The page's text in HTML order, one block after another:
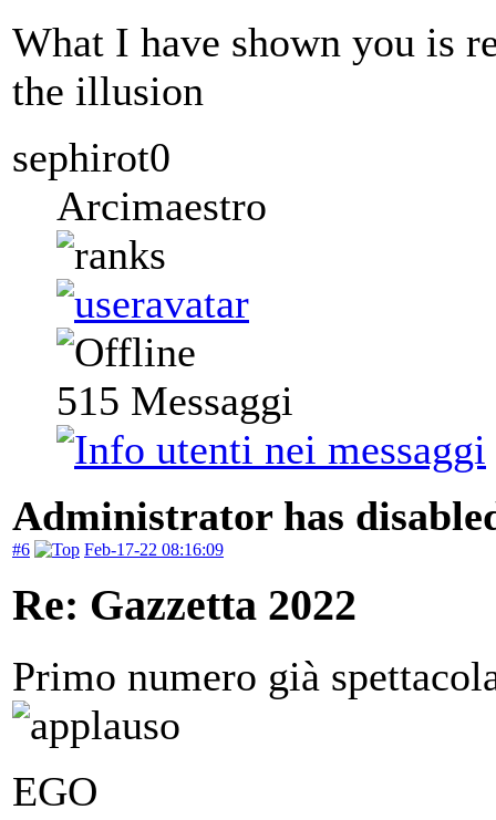
What I have shown you is
the illusion
sephirot0
Arcimaestro
515 Messaggi
Administrator has
#6 Feb-17-22 08:16:09
Re: Gazzetta 2022
Primo numero già
EGO